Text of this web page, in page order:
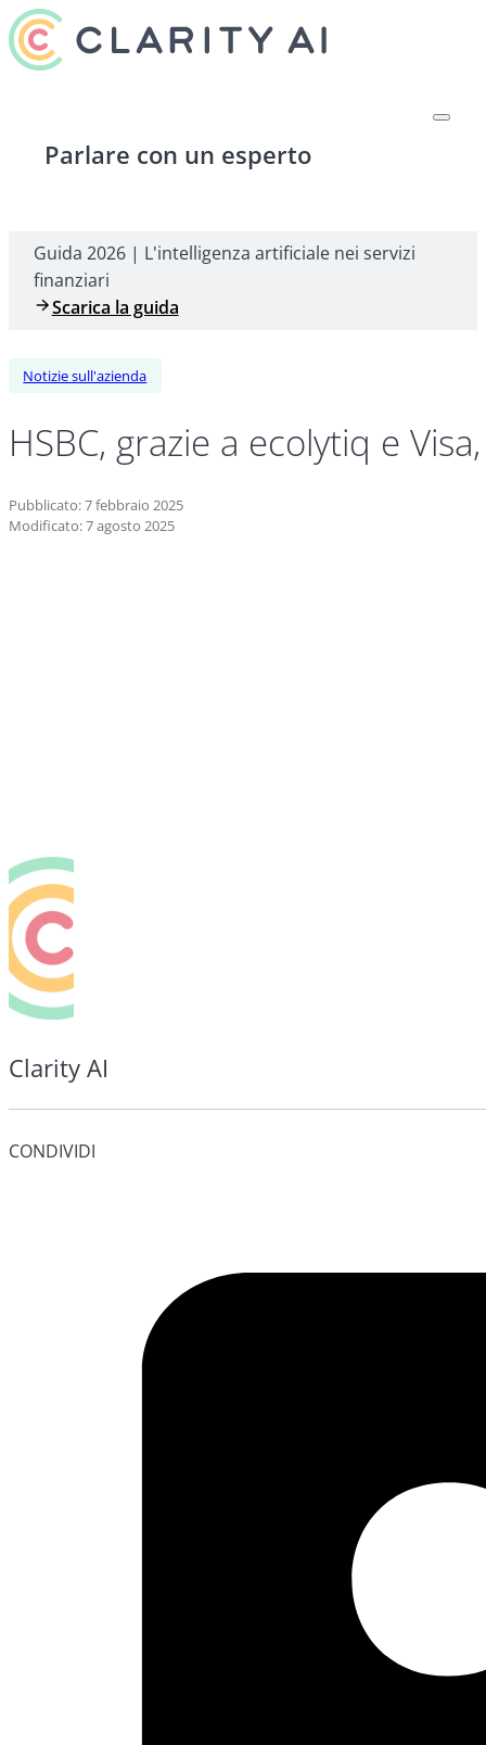
Parlare con un esperto
Guida 2026 | L'intelligenza artificiale nei servizi
finanziari
Scarica la guida
Notizie sull'azienda
HSBC, grazie a ecolytiq e
Pubblicato: 7 febbraio 2025
Modificato: 7 agosto 2025
Clarity AI
CONDIVIDI